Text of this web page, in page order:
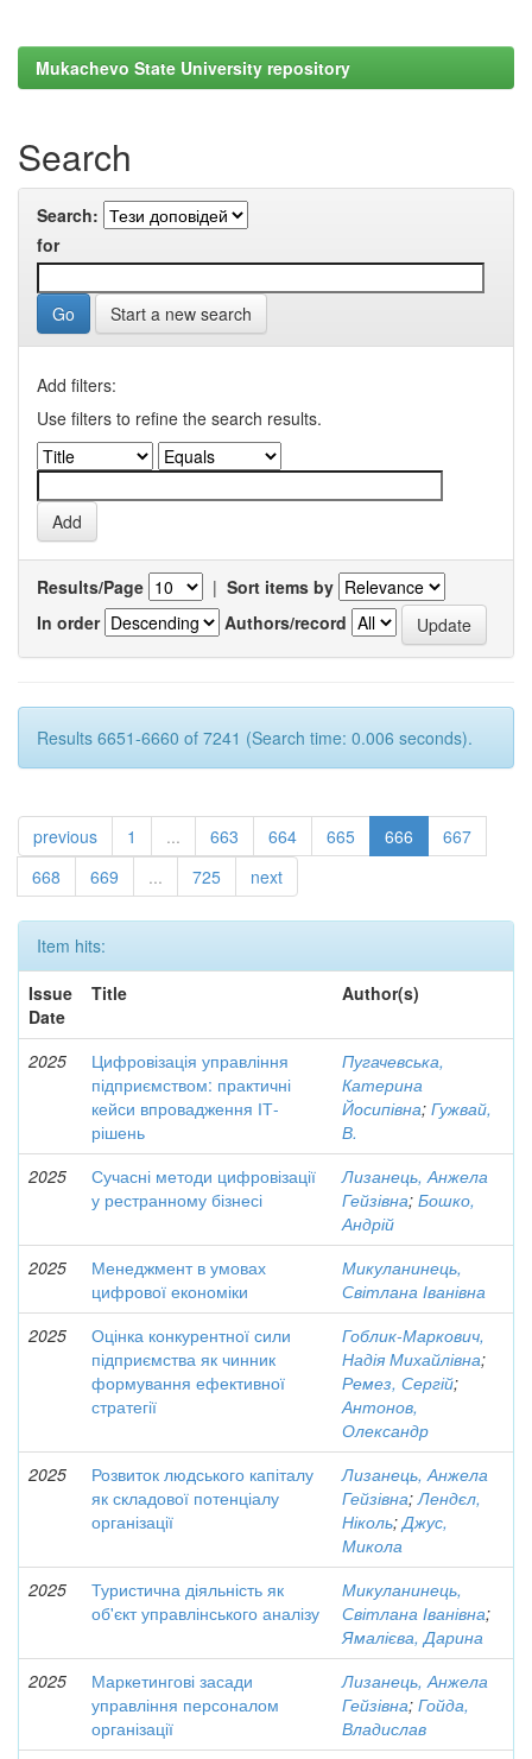
Mukachevo State University repository
Search
Search:
for
Start a new search
Add filters:
Use filters to refine the search results.
Results/Page | Sort items by
In order
Authors/record
Results 6651-6660 of 7241 (Search time: 0.006 seconds).
previous 1 ... 663 664 665 666
667
668
669 ... 725 next
Item hits:
Issue
Date
Title Author(s)
2025
Цифровізація управління
підприємством: практичні
кейси впровадження ІТ-
рішень
Пугачевська,
Катерина
Йосипівна; Гужвай,
В.
2025
Сучасні методи цифровізації
у рестранному бізнесі
Лизанець, Анжела
Гейзівна; Бошко,
Андрій
2025
Менеджмент в умовах
цифрової економіки
Микуланинець,
Світлана Іванівна
2025
Оцінка конкурентної сили
підприємства як чинник
формування ефективної
стратегії
Гоблик-Маркович,
Надія Михайлівна;
Ремез, Сергій;
Антонов,
Олександр
2025
Розвиток людського капіталу
як складової потенціалу
організації
Лизанець, Анжела
Гейзівна;Лендєл,
Ніколь;Джус,
Микола
2025
Туристична діяльність як
об'єкт управлінського аналізу
Микуланинець,
Світлана Іванівна;
Ямалієва, Дарина
2025
Маркетингові засади
управління персоналом
організації
Лизанець, Анжела
Гейзівна; Гойда,
Владислав